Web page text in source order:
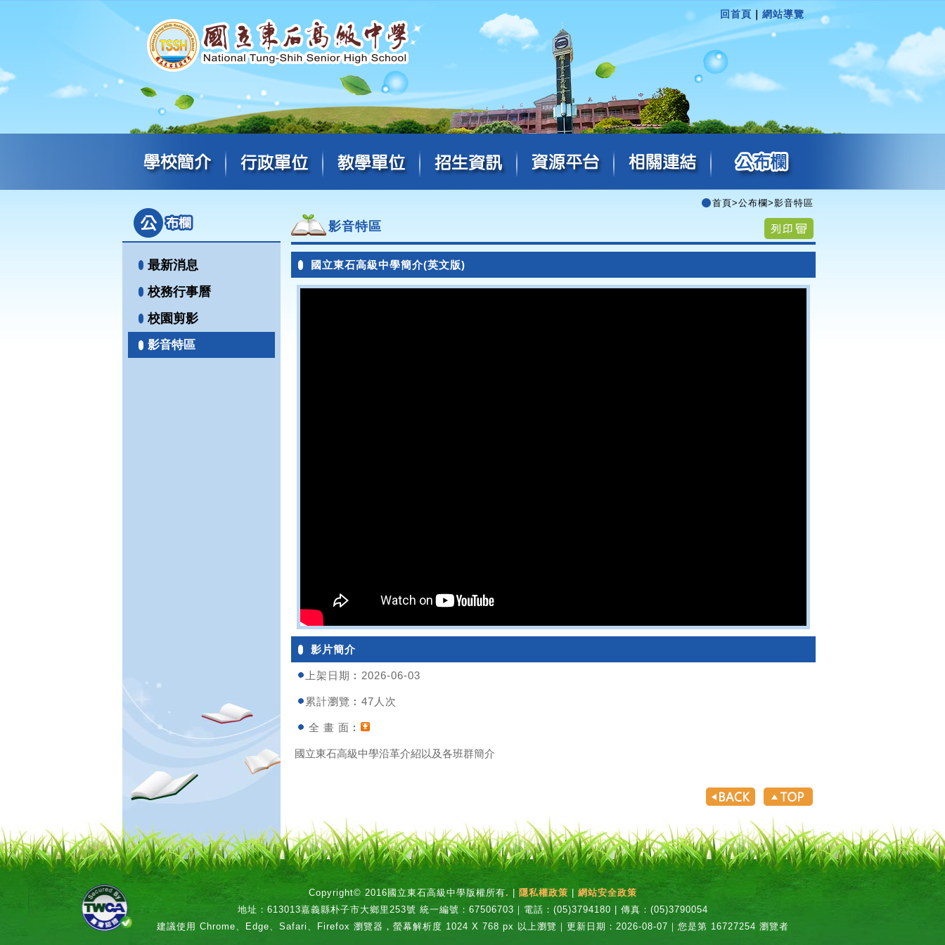
回首頁 網站導覽
最新消息
校務行事曆
校園剪影
影音特區
首頁>公布欄>影音特區
影音特區
國立東石高級中學簡介(英文版)
影片簡介
上架日期︰2026-06-03
累計瀏覽︰47人次
全 畫 面︰
國立東石高級中學沿革介紹以及各班群簡介
Copyright© 2016國立東石高級中學版權所有. | 隱私權政策
網站安全政策
地址：613013嘉義縣朴子市大鄉里253號 統一編號：67506703｜電話：(05)3794180 | 傳真：(05)3790054
建議使用 Chrome、Edge、Safari、Firefox 瀏覽器，螢幕解析度 1024 X 768 px 以上瀏覽｜更新日期：2026-08-07｜您是第 16727254 瀏覽者